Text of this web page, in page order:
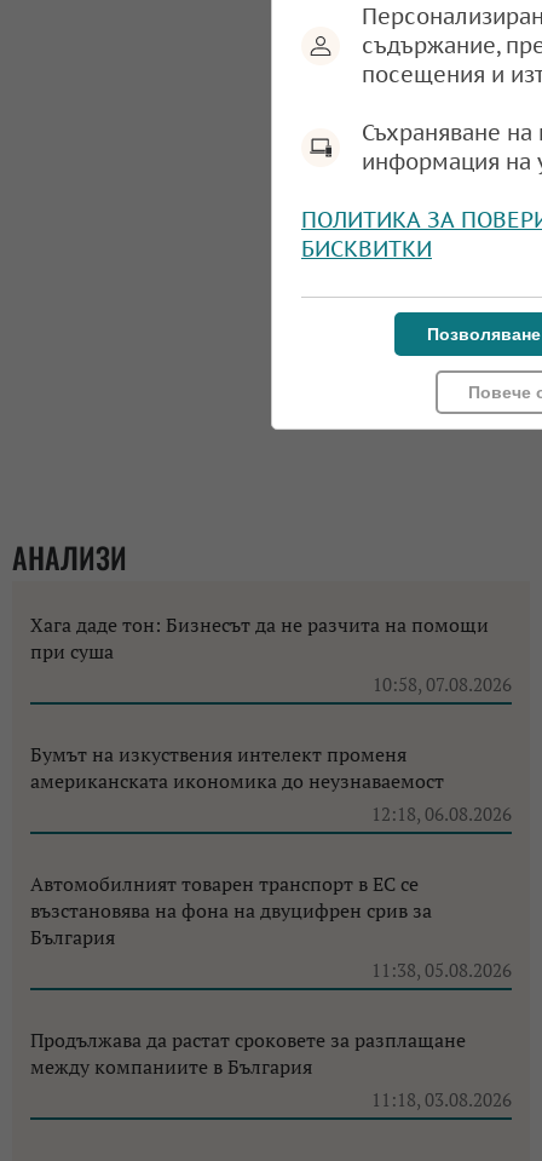
АНАЛИЗИ
Хага даде тон: Бизнесът да не разчита на помощи
при суша
10:58, 07.08.2026
Бумът на изкуствения интелект променя
американската икономика до неузнаваемост
12:18, 06.08.2026
Автомобилният товарен транспорт в ЕС се
възстановява на фона на двуцифрен срив за
България
11:38, 05.08.2026
Продължава да растат сроковете за разплащане
между компаниите в България
11:18, 03.08.2026
съдържание,
посещения и
Съхраняване
информация на
ПОЛИТИКА ЗА
БИСКВИТКИ
Повече